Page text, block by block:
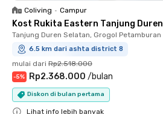
Coliving • Campur
Kost Rukita Eastern Tanjung Duren
Tanjung Duren Selatan, Grogol Petamburan
6.5 km dari ashta district 8
mulai dari Rp2.518.000
-5% Rp2.368.000 /bulan
Diskon di bulan pertama
Lihat info lebih banyak